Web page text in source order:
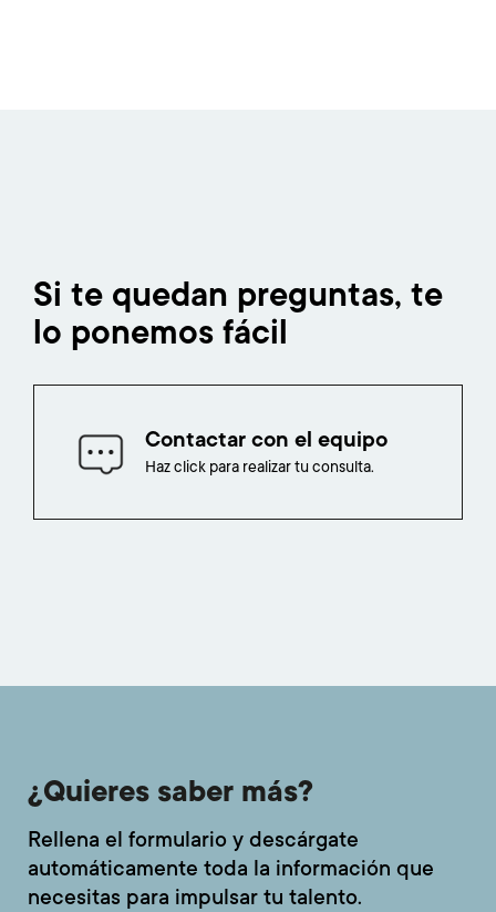
Si te quedan preguntas, te
lo ponemos fácil
Contactar con el equipo
Haz click para realizar tu consulta.
¿Quieres saber más?
Rellena el formulario y descárgate
automáticamente toda la información que
necesitas para impulsar tu talento.